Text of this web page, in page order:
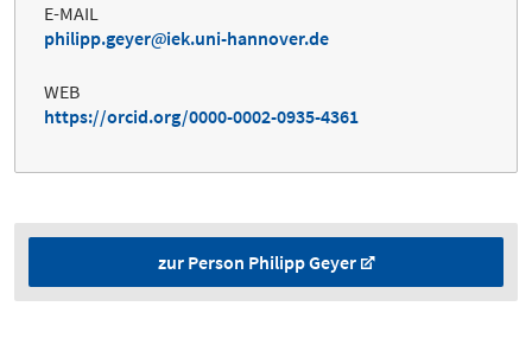
E-MAIL
philipp.geyer
iek.uni-hannover.de
WEB
https://orcid.org/0000-0002-0935-4361
zur Person Philipp Geyer